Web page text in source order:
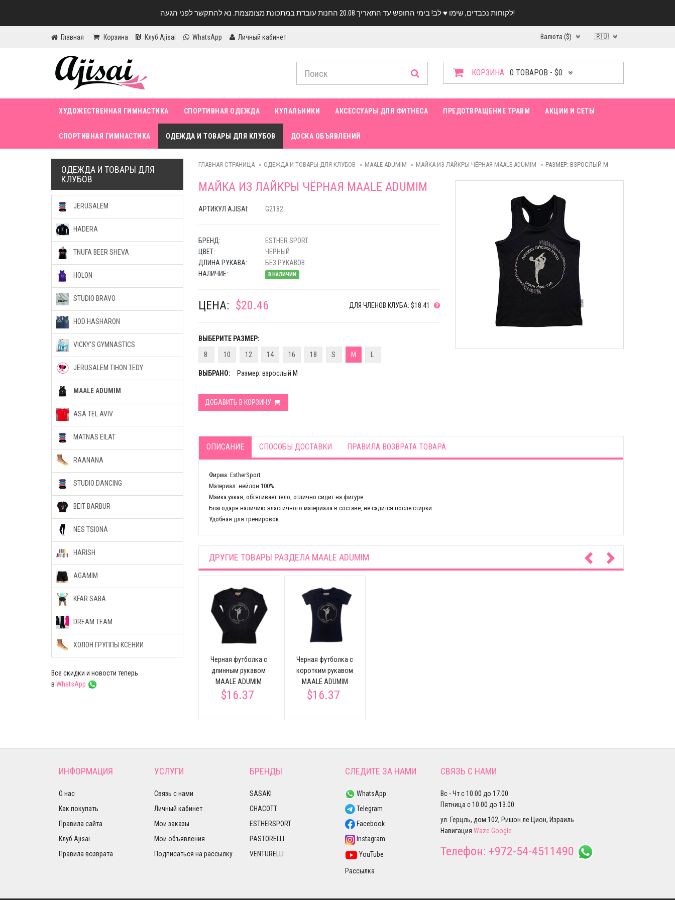
לקוחות נכבדים, שימו ♥️ לב! בימי החופש עד התאריך 20.08 החנות עובדת במתכונת מצומצמת. נא להתקשר לפני הגעה!
Главная Корзина Клуб Ajisai WhatsApp Личный кабинет Валюта ($) 🇷🇺
КОРЗИНА: 0 ТОВАРОВ - $0
ХУДОЖЕСТВЕННАЯ ГИМНАСТИКА СПОРТИВНАЯ ОДЕЖДА КУПАЛЬНИКИ АКСЕССУАРЫ ДЛЯ ФИТНЕСА ПРЕДОТВРАЩЕНИЕ ТРАВМ АКЦИИ И СЕТЫ
СПОРТИВНАЯ ГИМНАСТИКА ОДЕЖДА И ТОВАРЫ ДЛЯ КЛУБОВ ДОСКА ОБЪЯВЛЕНИЙ
ГЛАВНАЯ СТРАНИЦА ОДЕЖДА И ТОВАРЫ ДЛЯ КЛУБОВ MAALE ADUMIM МАЙКА ИЗ ЛАЙКРЫ ЧЁРНАЯ MAALE ADUMIM РАЗМЕР: ВЗРОСЛЫЙ M
МАЙКА ИЗ ЛАЙКРЫ ЧЁРНАЯ MAALE ADUMIM
АРТИКУЛ AJISAI: G2182
БРЕНД:
ESTHER SPORT
ЦВЕТ:
ЧЕРНЫЙ
ДЛИНА РУКАВА:
БЕЗ РУКАВОВ
НАЛИЧИЕ:
В НАЛИЧИИ
ЦЕНА: $20.46 ДЛЯ ЧЛЕНОВ КЛУБА: $18.41
ВЫБЕРИТЕ РАЗМЕР:
8
10 12 14 16 18 S M
ВЫБРАНО: Размер: взрослый M
ДОБАВИТЬ В КОРЗИНУ
ОПИСАНИЕ СПОСОБЫ ДОСТАВКИ ПРАВИЛА ВОЗВРАТА ТОВАРА
Фирма: EstherSport
Материал: нейлон 100%
Майка узкая, обтягивает тело, отлично сидит на фигуре.
Благодаря наличию эластичного материала в составе, не садится после стирки.
Удобная для тренировок.
ДРУГИЕ ТОВАРЫ РАЗДЕЛА MAALE ADUMIM
Черная футболка с
длинным рукавом
MAALE ADUMIM
$16.37
Черная футболка с
коротким рукавом
MAALE ADUMIM
$16.37
ОДЕЖДА И ТОВАРЫ ДЛЯ
КЛУБОВ
JERUSALEM
HADERA
TNUFA BEER SHEVA
HOLON
STUDIO BRAVO
HOD HASHARON
VICKY'S GYMNASTICS
JERUSALEM TIHON TEDY
MAALE ADUMIM
ASA TEL AVIV
MATNAS EILAT
RAANANA
STUDIO DANCING
BEIT BARBUR
NES TSIONA
HARISH
AGAMIM
KFAR SABA
DREAM TEAM
ХОЛОН ГРУППЫ КСЕНИИ
Все скидки и новости теперь
в WhatsApp
ИНФОРМАЦИЯ
О нас
Как покупать
Правила сайта
Клуб Ajisai
Правила возврата
УСЛУГИ
Связь с нами
Личный кабинет
Мои заказы
Мои объявления
Подписаться на рассылку
БРЕНДЫ
SASAKI
CHACOTT
ESTHERSPORT
PASTORELLI
VENTURELLI
СЛЕДИТЕ ЗА НАМИ
WhatsApp
Telegram
Facebook
Instagram
YouTube
Рассылка
СВЯЗЬ С НАМИ
Вс - Чт с 10.00 до 17.00
Пятница с 10.00 до 13.00
ул. Герцль, дом 102, Ришон ле Цион, Израиль
Навигация Waze Google
Телефон: +972-54-4511490